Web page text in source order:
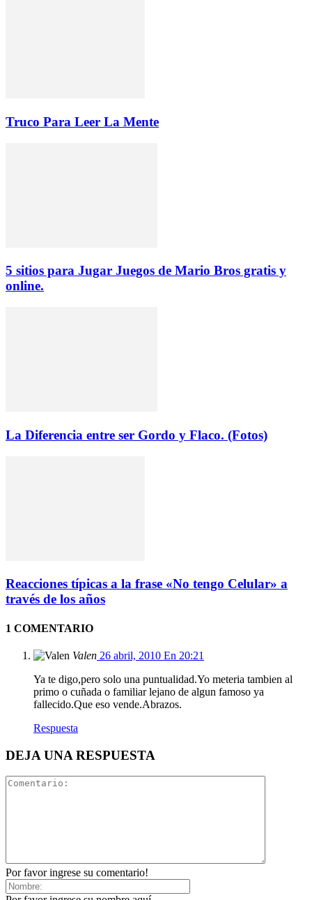
Truco Para Leer La Mente
5 sitios para Jugar Juegos de Mario Bros gratis y
online.
La Diferencia entre ser Gordo y Flaco. (Fotos)
Reacciones típicas a la frase «No tengo Celular» a
través de los años
1 COMENTARIO
Valen 26 abril, 2010 En 20:21
Ya te digo,pero solo una puntualidad.Yo meteria tambien al
primo o cuñada o familiar lejano de algun famoso ya
fallecido.Que eso vende.Abrazos.
Respuesta
DEJA UNA RESPUESTA
Por favor ingrese su comentario!